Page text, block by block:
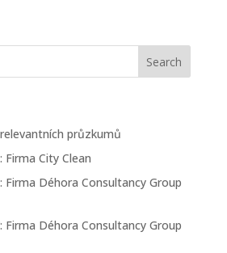
průzkumů
Firma City Clean
Firma Déhora Consultancy Group
Firma Déhora Consultancy Group